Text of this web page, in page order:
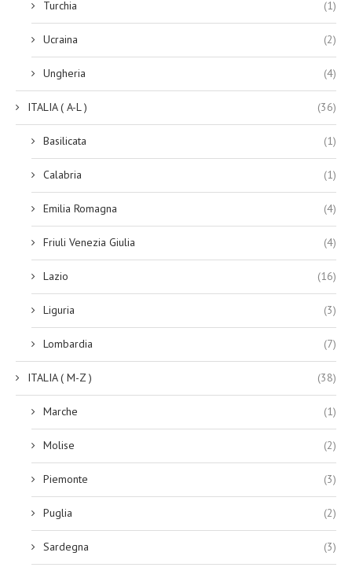
Turchia (1)
Ucraina (2)
Ungheria (4)
ITALIA ( A-L ) (36)
Basilicata (1)
Calabria (1)
Emilia Romagna (4)
Friuli Venezia Giulia (4)
Lazio (16)
Liguria (3)
Lombardia (7)
ITALIA ( M-Z ) (38)
Marche (1)
Molise (2)
Piemonte (3)
Puglia (2)
Sardegna (3)